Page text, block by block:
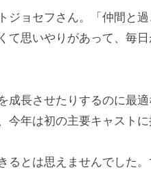
ジョセフさん。「仲間と
て思いやりがあって、毎
成長させたりするのに最
年は初の主要キャストに
るとは思えませんでした